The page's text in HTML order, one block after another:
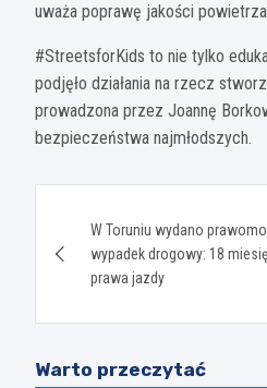
uważa poprawę jakości
#StreetsforKids to nie tylko
podjęło działania na rzecz
prowadzona przez Joannę
bezpieczeństwa najmłodszych.
wpisu
W Toruniu wydano
wypadek drogowy: 18
prawa jazdy
Warto przeczytać